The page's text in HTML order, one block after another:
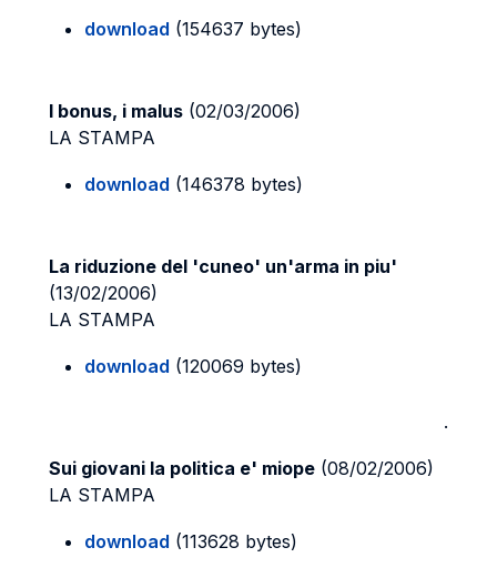
download (154637 bytes)
I bonus, i malus (02/03/2006)
LA STAMPA
download (146378 bytes)
La riduzione del 'cuneo' un'arma in piu'
(13/02/2006)
LA STAMPA
download (120069 bytes)
.
Sui giovani la politica e' miope (08/02/2006)
LA STAMPA
download (113628 bytes)